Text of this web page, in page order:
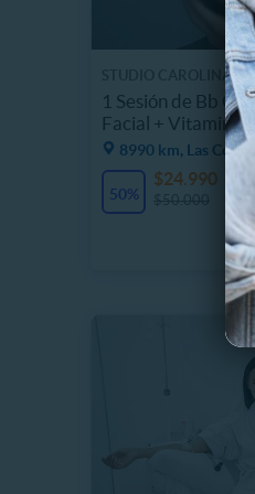
STUDIO CAROLINA
1 Sesión de Bb
Facial + Vitaminas
8990 km, Las Condes
50%
$24.990